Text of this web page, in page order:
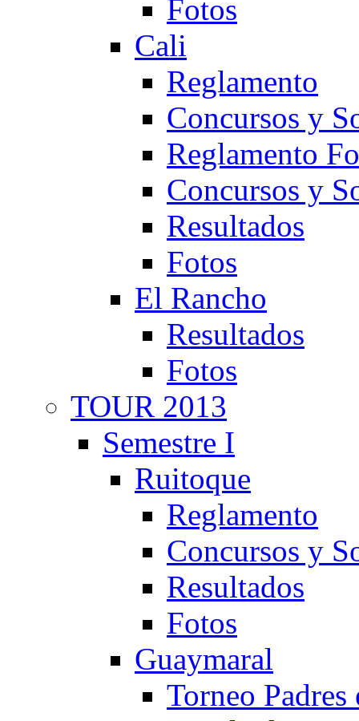
Fotos
Cali
Reglamento
Concursos y
Reglamento
Concursos y
Resultados
Fotos
El Rancho
Resultados
Fotos
TOUR 2013
Semestre I
Ruitoque
Reglamento
Concursos y
Resultados
Fotos
Guaymaral
Torneo